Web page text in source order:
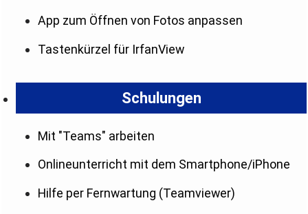
App zum Öffnen von Fotos anpassen
Tastenkürzel für IrfanView
Schulungen
Mit "Teams" arbeiten
Onlineunterricht mit dem Smartphone/iPhone
Hilfe per Fernwartung (Teamviewer)